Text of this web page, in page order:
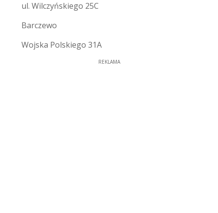
ul. Wilczyńskiego 25C
Barczewo
Wojska Polskiego 31A
REKLAMA